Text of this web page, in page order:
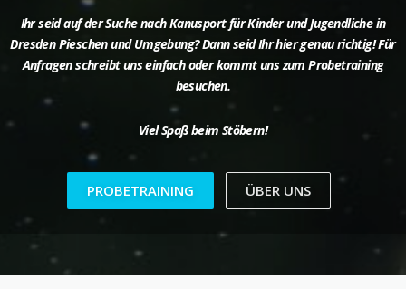
Ihr seid auf der Suche nach Kanusport für Kinder und Jugendliche in
Dresden Pieschen und Umgebung? Dann seid Ihr hier genau richtig! Für
Anfragen schreibt uns einfach oder kommt uns zum Probetraining
besuchen.
Viel Spaß beim Stöbern!
PROBETRAINING ÜBER UNS